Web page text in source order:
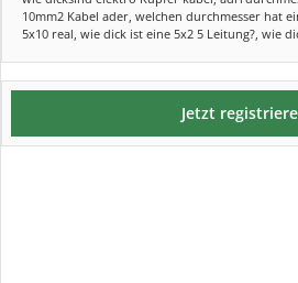
10mm2 Kabel ader, welchen durchmesser hat
5x10 real, wie dick ist eine 5x2 5 Leitung?, wie
Jetzt